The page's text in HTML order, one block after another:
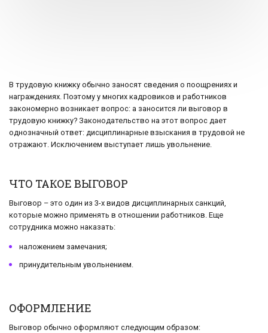
В трудовую книжку обычно заносят сведения о поощрениях и
награждениях. Поэтому у многих кадровиков и работников
закономерно возникает вопрос: а заносится ли выговор в
трудовую книжку? Законодательство на этот вопрос дает
однозначный ответ: дисциплинарные взыскания в трудовой не
отражают. Исключением выступает лишь увольнение.
ЧТО ТАКОЕ ВЫГОВОР
Выговор – это один из 3-х видов дисциплинарных санкций,
которые можно применять в отношении работников. Еще
сотрудника можно наказать:
наложением замечания;
принудительным увольнением.
ОФОРМЛЕНИЕ
Выговор обычно оформляют следующим образом: